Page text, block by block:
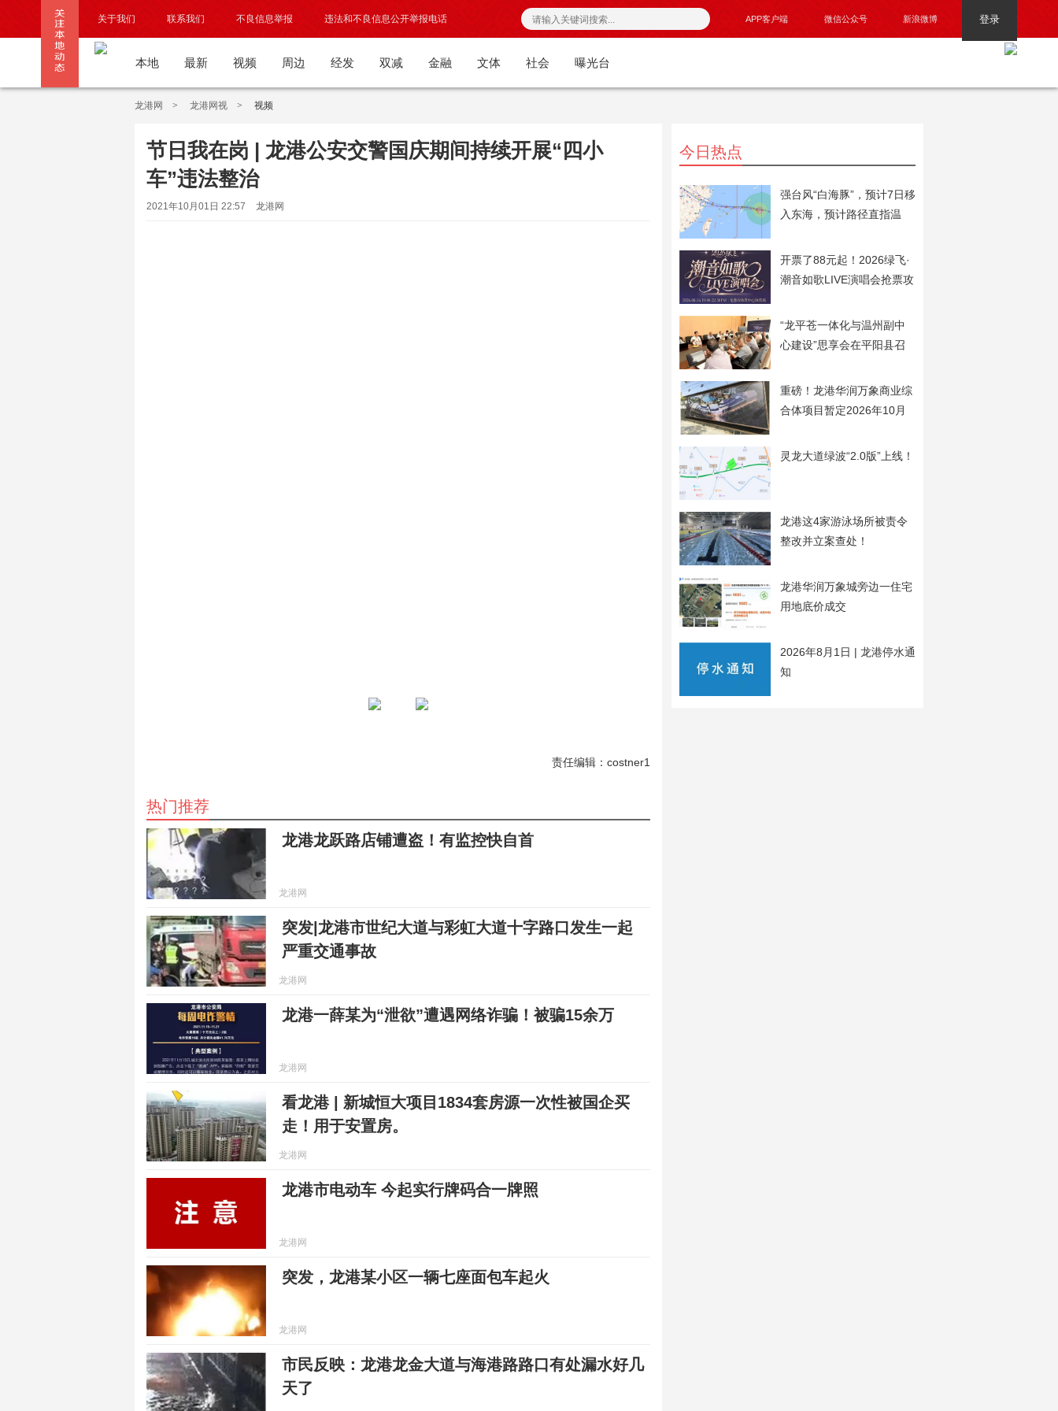
关于我们 联系我们 不良信息举报 违法和不良信息公开举报电话 APP客户端 微信公众号 新浪微博 登录
本地 最新 视频 周边 经发 双减 金融 文体 社会 曝光台
龙港网 > 龙港网视 > 视频
节日我在岗 | 龙港公安交警国庆期间持续开展“四小
车”违法整治
2021年10月01日 22:57 龙港网
责任编辑：costner1
今日热点
强台风“白海豚”，预计7日移
入东海，预计路径直指温
开票了88元起！2026绿飞·
潮音如歌LIVE演唱会抢票攻
“龙平苍一体化与温州副中
心建设”思享会在平阳县召
重磅！龙港华润万象商业综
合体项目暂定2026年10月
灵龙大道绿波“2.0版”上线！
龙港这4家游泳场所被责令
整改并立案查处！
龙港华润万象城旁边一住宅
用地底价成交
2026年8月1日 | 龙港停水通
知
热门推荐
龙港龙跃路店铺遭盗！有监控快自首
龙港网
突发|龙港市世纪大道与彩虹大道十字路口发生一起
严重交通事故
龙港网
龙港一薛某为“泄欲”遭遇网络诈骗！被骗15余万
龙港网
看龙港 | 新城恒大项目1834套房源一次性被国企买
走！用于安置房。
龙港网
龙港市电动车 今起实行牌码合一牌照
龙港网
突发，龙港某小区一辆七座面包车起火
龙港网
市民反映：龙港龙金大道与海港路路口有处漏水好几
天了